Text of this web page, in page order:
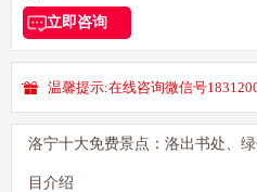
立即咨询
温馨提示:在线咨询微信号
洛宁十大免费景点：洛出书处、
目介绍